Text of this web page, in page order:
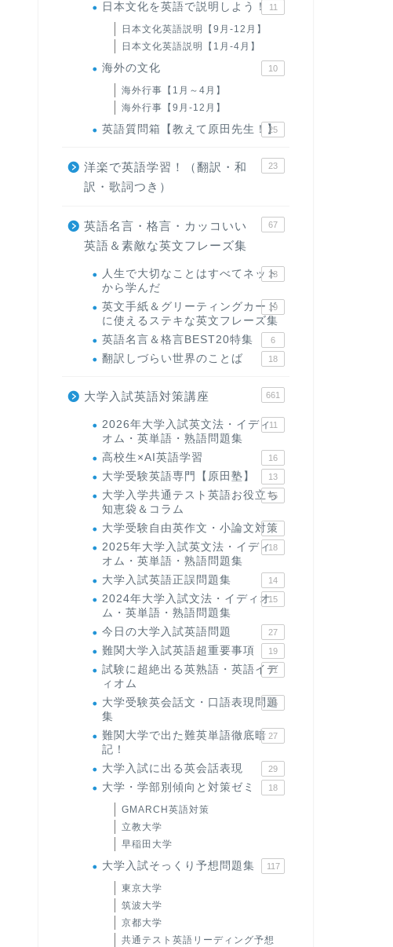
日本文化を英語で説明しよう！ 11
日本文化英語説明【9月-12月】
日本文化英語説明【1月-4月】
海外の文化 10
海外行事【1月～4月】
海外行事【9月-12月】
英語質問箱【教えて原田先生！】
25
洋楽で英語学習！（翻訳・和
訳・歌詞つき）
23
英語名言・格言・カッコいい
英語＆素敵な英文フレーズ集
67
人生で大切なことはすべてネット
から学んだ
23
英文手紙＆グリーティングカード
に使えるステキな英文フレーズ集
19
英語名言＆格言BEST20特集 6
翻訳しづらい世界のことば 18
大学入試英語対策講座 661
2026年大学入試英文法・イディ
オム・英単語・熟語問題集
11
高校生×AI英語学習 16
大学受験英語専門【原田塾】 13
大学入学共通テスト英語お役立ち
知恵袋＆コラム
45
大学受験自由英作文・小論文対策
8
2025年大学入試英文法・イディ
オム・英単語・熟語問題集
18
大学入試英語正誤問題集 14
2024年大学入試文法・イディオ
ム・英単語・熟語問題集
15
今日の大学入試英語問題 27
難関大学入試英語超重要事項 19
試験に超絶出る英熟語・英語イデ
ィオム
71
大学受験英会話文・口語表現問題
集
35
難関大学で出た難英単語徹底暗
記！
27
大学入試に出る英会話表現 29
大学・学部別傾向と対策ゼミ 18
GMARCH英語対策
立教大学
早稲田大学
大学入試そっくり予想問題集 117
東京大学
筑波大学
京都大学
共通テスト英語リーディング予想